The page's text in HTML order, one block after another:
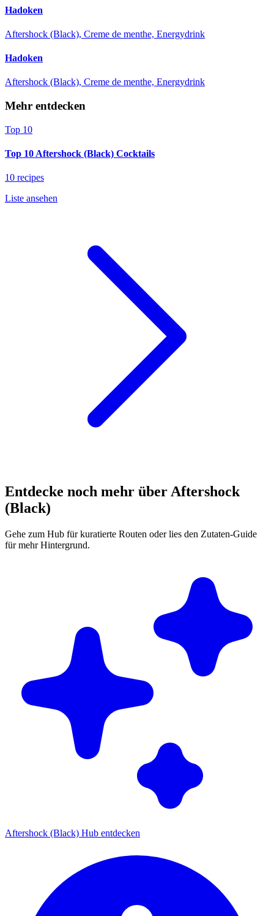
Hadoken
Aftershock (Black), Creme de menthe, Energydrink
Hadoken
Aftershock (Black), Creme de menthe, Energydrink
Mehr entdecken
Top 10
Top 10 Aftershock (Black) Cocktails
10 recipes
Liste ansehen
Entdecke noch mehr über Aftershock
(Black)
Gehe zum Hub für kuratierte Routen oder lies den Zutaten-Guide
für mehr Hintergrund.
Aftershock (Black) Hub entdecken